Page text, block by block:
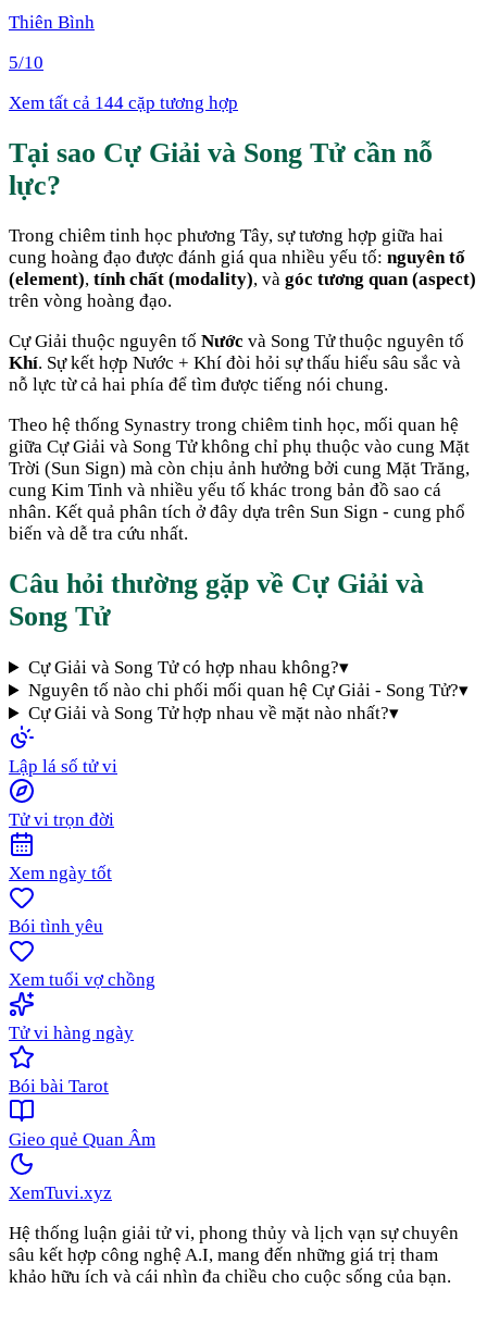
Thiên Bình
5/10
Xem tất cả 144 cặp tương hợp
Tại sao Cự Giải và Song Tử cần nỗ
lực?
Trong chiêm tinh học phương Tây, sự tương hợp giữa hai
cung hoàng đạo được đánh giá qua nhiều yếu tố: nguyên tố
(element), tính chất (modality), và góc tương quan (aspect)
trên vòng hoàng đạo.
Cự Giải thuộc nguyên tố Nước và Song Tửthuộc nguyên tố
Khí. Sự kết hợp Nước + Khí đòi hỏi sự thấu hiểu sâu sắc và
nỗ lực từ cả hai phía để tìm được tiếng nói chung.
Theo hệ thống Synastry trong chiêm tinh học, mối quan hệ
giữa Cự Giải và Song Tửkhông chỉ phụ thuộc vào cung Mặt
Trời (Sun Sign) mà còn chịu ảnh hưởng bởi cung Mặt Trăng,
cung Kim Tinh và nhiều yếu tố khác trong bản đồ sao cá
nhân. Kết quả phân tích ở đây dựa trên Sun Sign - cung phổ
biến và dễ tra cứu nhất.
Câu hỏi thường gặp về Cự Giải và
Song Tử
Cự Giải và Song Tử có hợp nhau không?▾
Nguyên tố nào chi phối mối quan hệ Cự Giải - Song Tử?▾
Cự Giải và Song Tử hợp nhau về mặt nào nhất?▾
Lập lá số tử vi
Tử vi trọn đời
Xem ngày tốt
Bói tình yêu
Xem tuổi vợ chồng
Tử vi hàng ngày
Bói bài Tarot
Gieo quẻ Quan Âm
XemTuvi.xyz
Hệ thống luận giải tử vi, phong thủy và lịch vạn sự chuyên
sâu kết hợp công nghệ A.I, mang đến những giá trị tham
khảo hữu ích và cái nhìn đa chiều cho cuộc sống của bạn.